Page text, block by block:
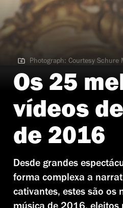
Photograph: Courtesy Schure
Photograph: Courtesy Schure
Os 25
vídeos
de 2016
Desde grandes
forma complexa a
cativantes, estes são os